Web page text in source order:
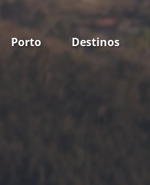
Porto
Menu
Destinos
Open Destinos
Menu